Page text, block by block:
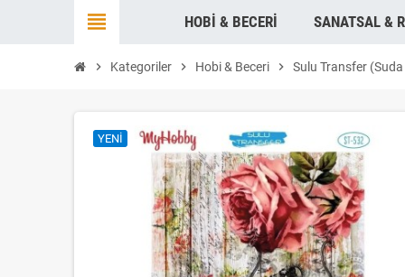
view_headline HOBI & BECERI SANATSAL &
chevron_right Kategoriler chevron_right Hobi & Beceri chevron_right Sulu Transfer
YENI